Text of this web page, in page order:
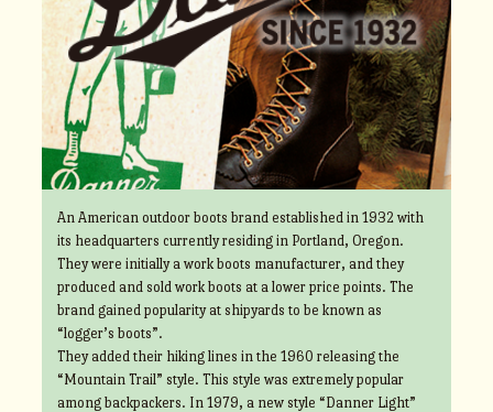
An American outdoor boots brand established in 1932 with
its headquarters currently residing in Portland, Oregon.
They were initially a work boots manufacturer, and they
produced and sold work boots at a lower price points. The
brand gained popularity at shipyards to be known as
“logger’s boots”.
They added their hiking lines in the 1960 releasing the
“Mountain Trail” style. This style was extremely popular
among backpackers. In 1979, a new style “Danner Light”